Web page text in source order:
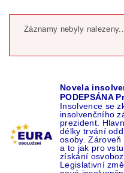
Záznamy nebyly
Novela
PODEPSÁNA
Insolvence se
insolvenčního
prezident.
délky trvání
osoby.
a to jak pro
získání
Legislativní